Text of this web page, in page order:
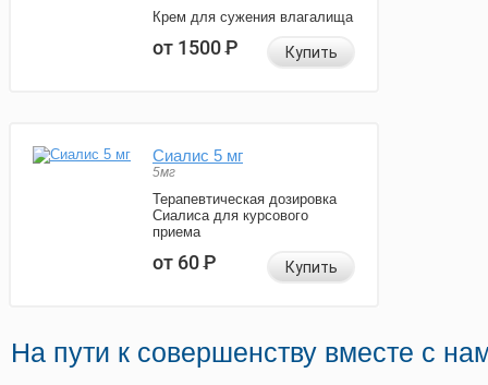
Крем для сужения влагалища
от 1500Р Купить
Сиалис 5 мг
5мг
Терапевтическая дозировка
Сиалиса для курсового
приема
от 60Р Купить
На пути к совершенству вместе с